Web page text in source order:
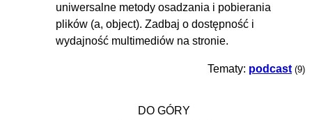
uniwersalne metody osadzania i pobierania
plików (a, object). Zadbaj o dostępność i
wydajność multimediów na stronie.
Tematy: podcast (9)
DO GÓRY